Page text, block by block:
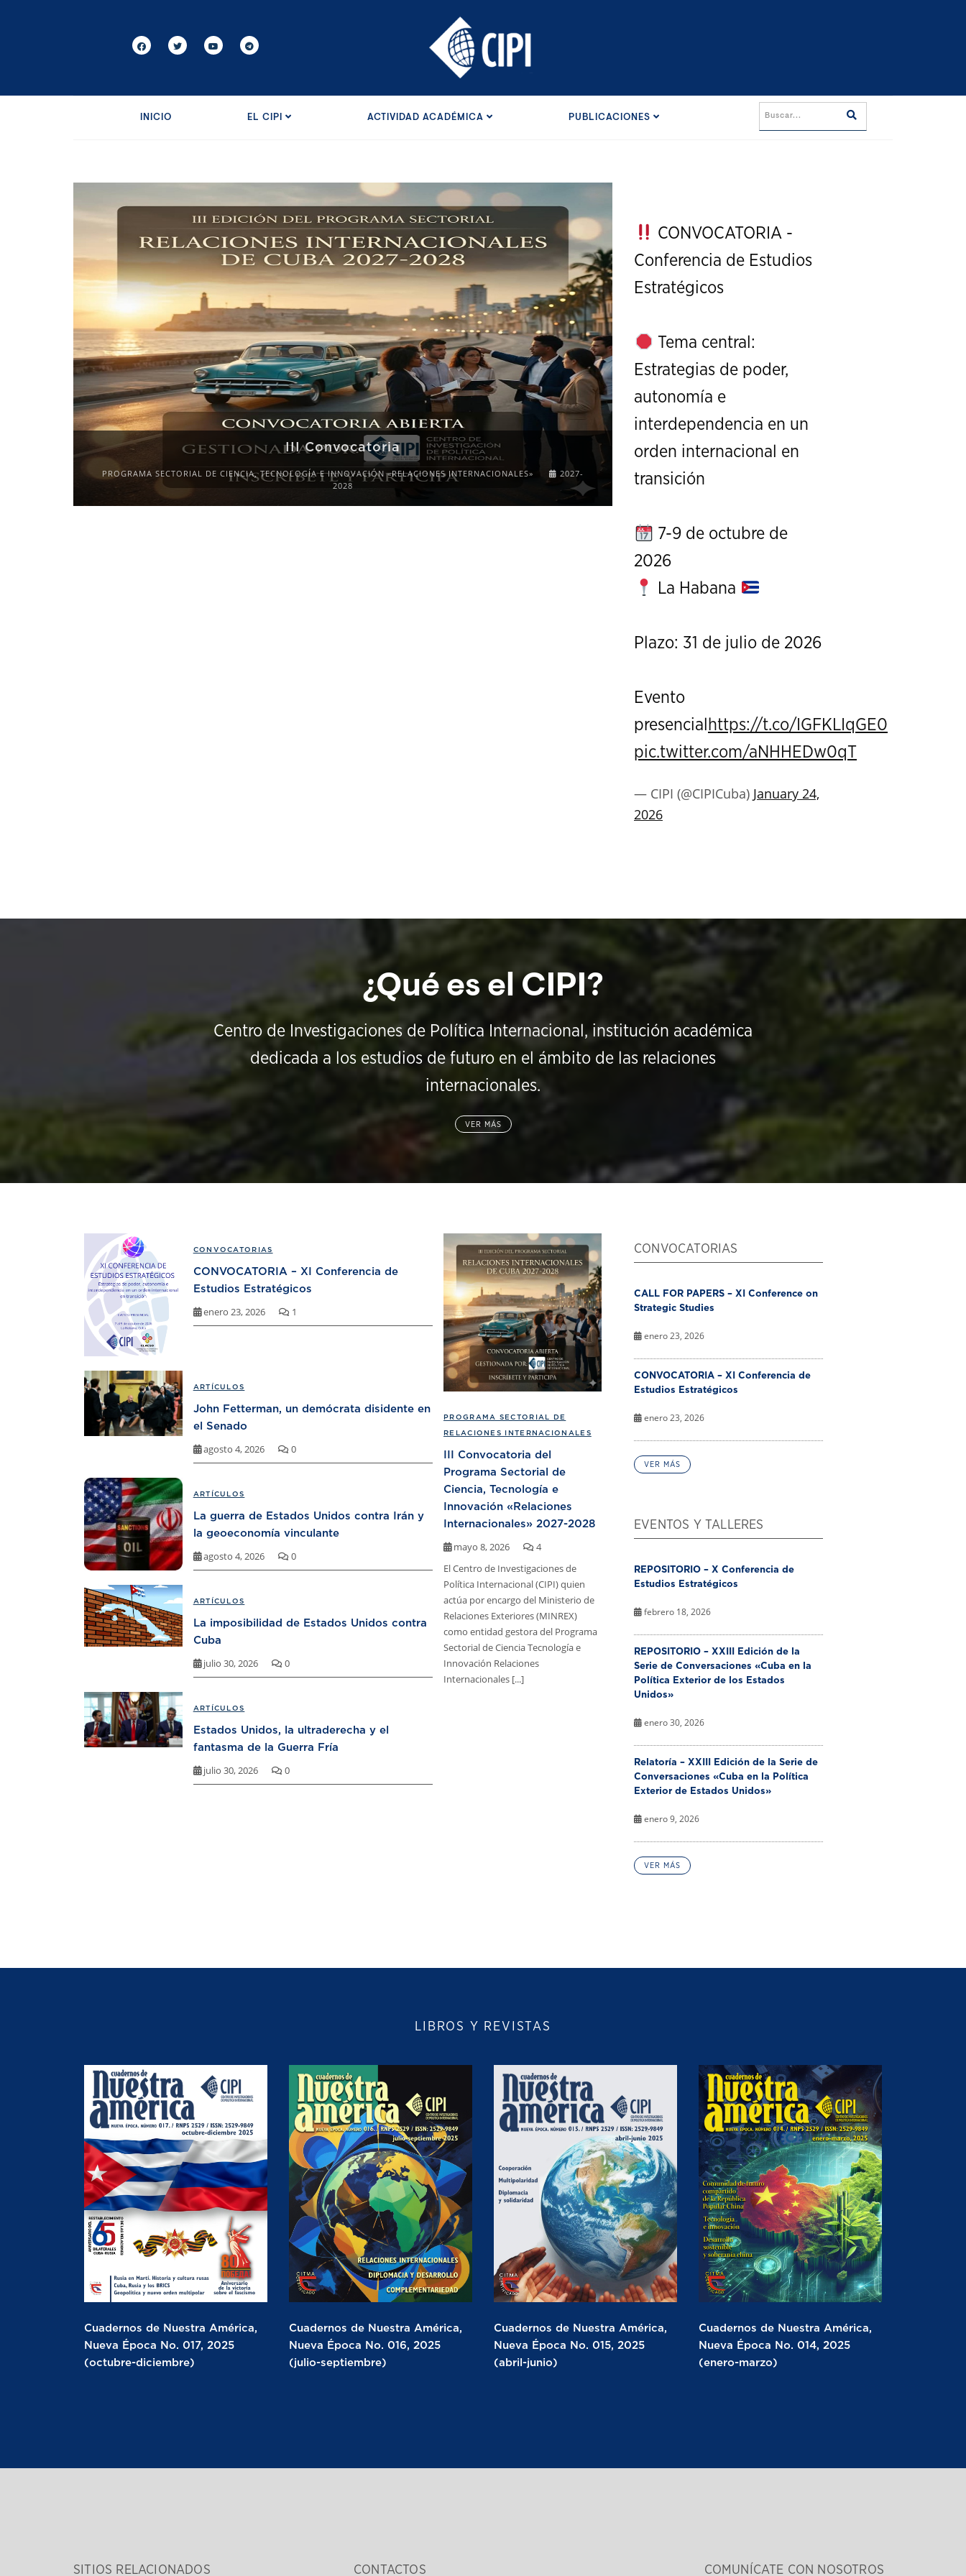
INICIO EL CIPI ACTIVIDAD ACADÉMICA PUBLICACIONES
III Convocatoria
PROGRAMA SECTORIAL DE CIENCIA, TECNOLOGÍA E INNOVACIÓN «RELACIONES INTERNACIONALES»
2027-
2028
XI Conference on Strategic
CONVOCATORIA -
Conferencia de Estudios
Estratégicos
Tema central:
Estrategias de poder,
autonomía e
interdependencia en un
orden internacional en
transición
7-9 de octubre de
2026
La Habana
Plazo: 31 de julio de 2026
Evento
presencial https://t.co/IGFKLIqGE0
pic.twitter.com/aNHHEDw0qT
— CIPI (@CIPICuba) January 24,
2026
¿Qué es el CIPI?
Centro de Investigaciones de Política Internacional, institución académica
dedicada a los estudios de futuro en el ámbito de las relaciones
internacionales.
VER MÁS
PROGRAMA SECTORIAL DE
RELACIONES INTERNACIONALES
III Convocatoria del
Programa Sectorial de
Ciencia, Tecnología e
Innovación «Relaciones
Internacionales» 2027-2028
mayo 8, 2026
4
El Centro de Investigaciones de
Política Internacional (CIPI) quien
actúa por encargo del Ministerio de
Relaciones Exteriores (MINREX)
como entidad gestora del Programa
Sectorial de Ciencia Tecnología e
Innovación Relaciones
Internacionales [...]
CONVOCATORIAS
CONVOCATORIA – XI Conferencia de
Estudios Estratégicos
enero 23, 2026 1
ARTÍCULOS
John Fetterman, un demócrata disidente en
el Senado
agosto 4, 2026 0
ARTÍCULOS
La guerra de Estados Unidos contra Irán y
la geoeconomía vinculante
agosto 4, 2026 0
ARTÍCULOS
La imposibilidad de Estados Unidos contra
Cuba
julio 30, 2026 0
ARTÍCULOS
Estados Unidos, la ultraderecha y el
fantasma de la Guerra Fría
julio 30, 2026 0
CONVOCATORIAS
CALL FOR PAPERS – XI Conference on
Strategic Studies
enero 23, 2026
CONVOCATORIA – XI Conferencia de
Estudios Estratégicos
enero 23, 2026
VER MÁS
EVENTOS Y TALLERES
REPOSITORIO – X Conferencia de
Estudios Estratégicos
febrero 18, 2026
REPOSITORIO – XXIII Edición de la
Serie de Conversaciones «Cuba en la
Política Exterior de los Estados
Unidos»
enero 30, 2026
Relatoría – XXIII Edición de la Serie de
Conversaciones «Cuba en la Política
Exterior de Estados Unidos»
enero 9, 2026
VER MÁS
LIBROS Y REVISTAS
Cuadernos de Nuestra América,
Nueva Época No. 017, 2025
(octubre-diciembre)
Cuadernos de Nuestra América,
Nueva Época No. 016, 2025
(julio-septiembre)
Cuadernos de Nuestra América,
Nueva Época No. 015, 2025
(abril-junio)
Cuadernos de Nuestra América,
Nueva Época No. 014, 2025
(enero-marzo)
SITIOS RELACIONADOS CONTACTOS COMUNÍCATE CON NOSOTROS